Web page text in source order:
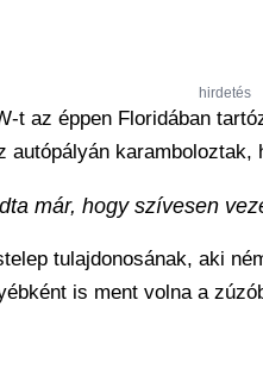
hirdetés
t az éppen Floridában
autópályán karamboloztak,
már, hogy szívesen
tulajdonosának, aki
is ment volna a